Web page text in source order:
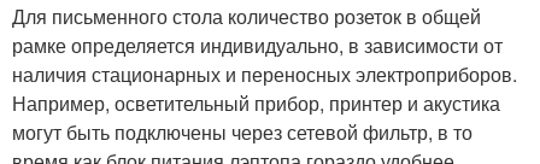
Для письменного стола количество розеток в общей
рамке определяется индивидуально, в зависимости от
наличия стационарных и переносных электроприборов.
Например, осветительный прибор, принтер и акустика
могут быть подключены через сетевой фильтр, в то